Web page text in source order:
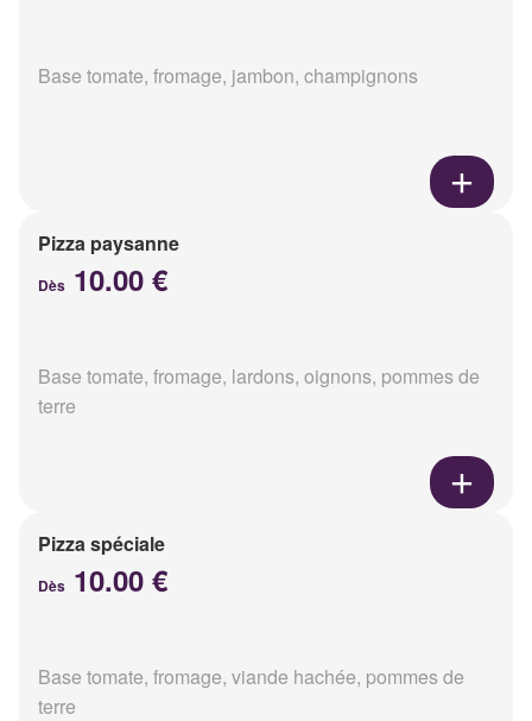
Base tomate, fromage, jambon, champignons
Pizza paysanne
Dès 10.00 €
Base tomate, fromage, lardons, oignons, pommes de
terre
Pizza spéciale
Dès 10.00 €
Base tomate, fromage, viande hachée, pommes de
terre